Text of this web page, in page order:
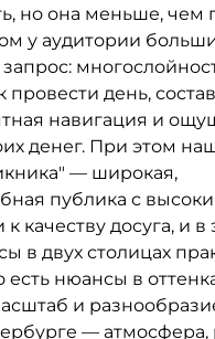
но она меньше, чем
у аудитории
провести день,
навигация и
денег. При этом
— широкая,
публика с
качеству досуга, и в
в двух столицах
нюансы в
и
—